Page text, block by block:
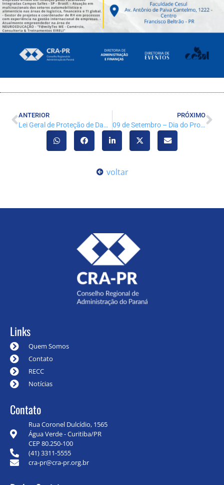
ANTERIOR
Lei Geral de Proteção de Dados (LGPD)
PRÓXIMO
09 de Setembro – Dia do Profissional de Administração
voltar
Links
Quem Somos
Contato
RECC
Notícias
Contato
Rua Coronel Dulcídio, 1565
Água Verde - Curitiba/PR
CEP 80.250-100
(41) 3311-5555
cra-pr@cra-pr.org.br